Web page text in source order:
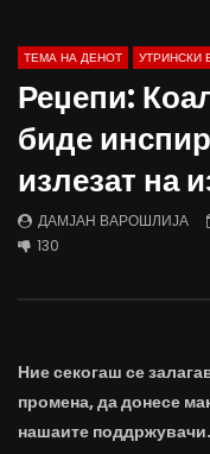
Д-р Беговиќ: Обуката на
трае предолго за да
ДАМЈАН ВАРОШЛИЈА
ТЕМА НА ДЕНОТ УТРИНСКИ
Реџепи:
биде
излезат на
ДАМЈАН ВАРОШЛИЈА
130
Ние секогаш се
промена, да донесе
нашаите поддржувачи.